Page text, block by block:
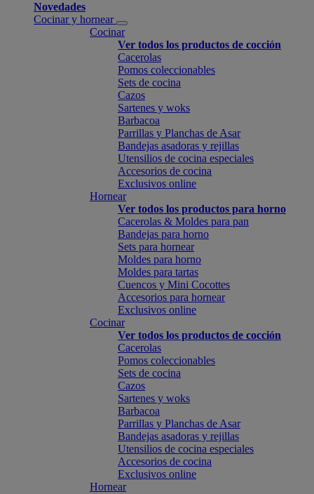
Novedades
Cocinar y hornear
Cocinar
Ver todos los productos de cocción
Cacerolas
Pomos coleccionables
Sets de cocina
Cazos
Sartenes y woks
Barbacoa
Parrillas y Planchas de Asar
Bandejas asadoras y rejillas
Utensilios de cocina especiales
Accesorios de cocina
Exclusivos online
Hornear
Ver todos los productos para horno
Cacerolas & Moldes para pan
Bandejas para horno
Sets para hornear
Moldes para horno
Moldes para tartas
Cuencos y Mini Cocottes
Accesorios para hornear
Exclusivos online
Cocinar
Ver todos los productos de cocción
Cacerolas
Pomos coleccionables
Sets de cocina
Cazos
Sartenes y woks
Barbacoa
Parrillas y Planchas de Asar
Bandejas asadoras y rejillas
Utensilios de cocina especiales
Accesorios de cocina
Exclusivos online
Hornear